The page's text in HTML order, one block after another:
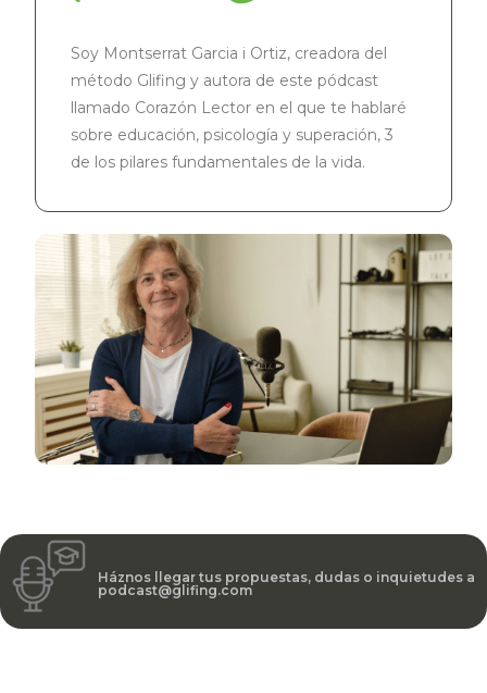
Soy Montserrat Garcia i Ortiz, creadora del
método Glifing y autora de este pódcast
llamado Corazón Lector en el que te hablaré
sobre educación, psicología y superación, 3
de los pilares fundamentales de la vida.
Háznos llegar tus propuestas, dudas o inquietudes a
podcast@glifing.com